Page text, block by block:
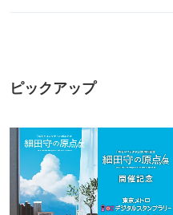
ピックアップ